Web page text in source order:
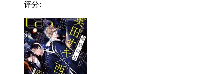
评分: